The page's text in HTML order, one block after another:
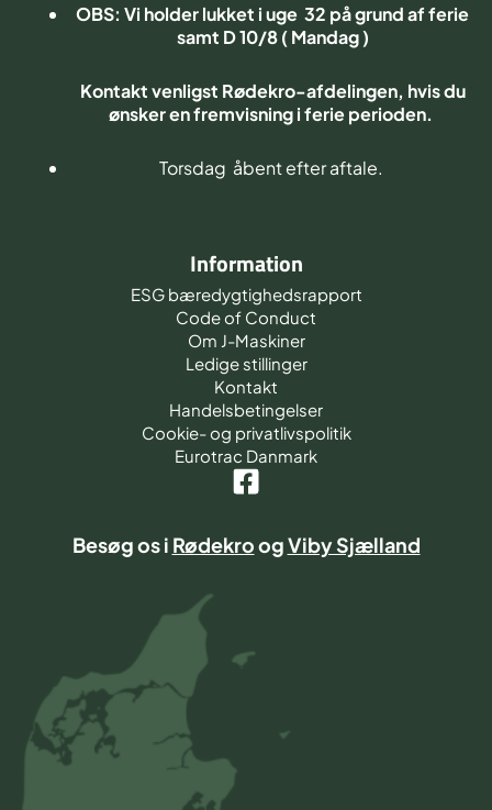
OBS: Vi holder lukket i uge 32 på grund af ferie
samt D 10/8 ( Mandag )
Kontakt venligst Rødekro-afdelingen, hvis du
ønsker en fremvisning i ferie perioden.
Torsdag åbent efter aftale.
Information
ESG bæredygtighedsrapport
Code of Conduct
Om J-Maskiner
Ledige stillinger
Kontakt
Handelsbetingelser
Cookie- og privatlivspolitik
Eurotrac Danmark
Besøg os i RødekroogViby Sjælland